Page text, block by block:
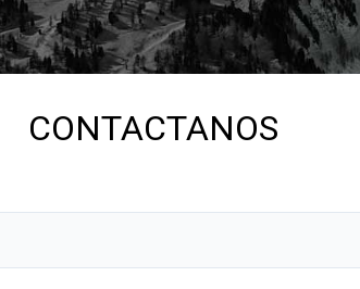
CONTACTANOS